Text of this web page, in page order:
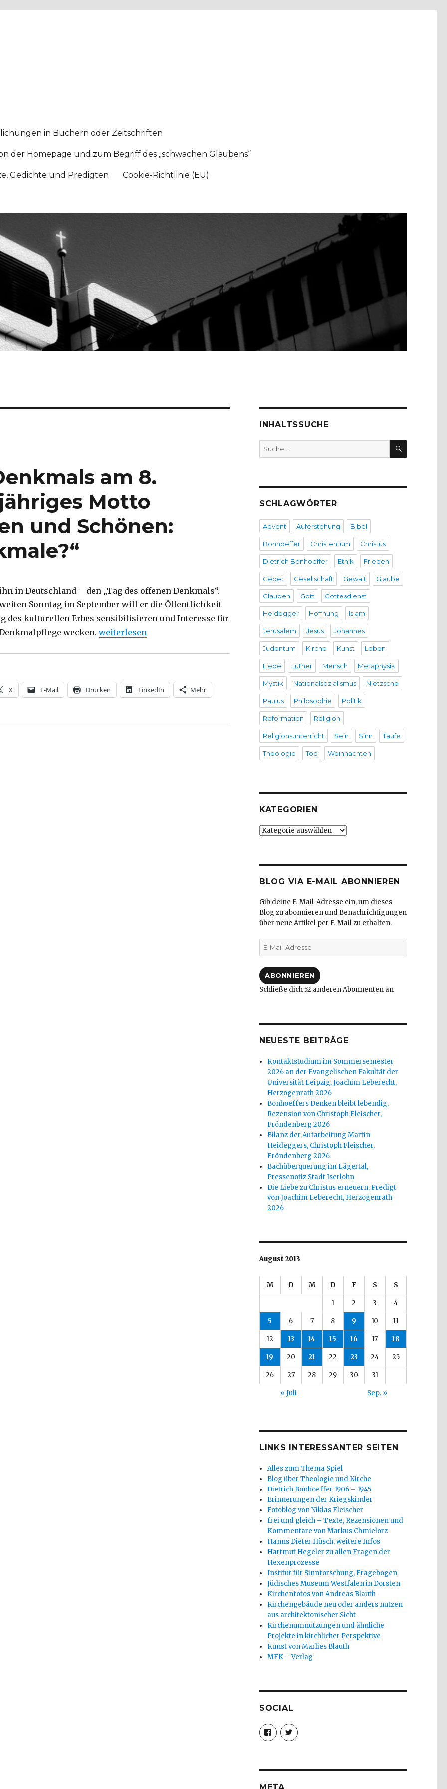
in Büchern oder Zeitschriften
der Homepage und zum Begriff des „schwachen Glaubens“
Gedichte und Predigten Cookie-Richtlinie (EU)
am 8.
Motto
und Schönen:
in Deutschland – den „Tag des offenen Denkmals“.
Sonntag im September will er die Öffentlichkeit
des kulturellen Erbes sensibilisieren und Interesse für
wecken. „Tag des offenen Denkmals am 8. September – Diesjähriges Motto „Jenseits des
weiterlesen
X E-Mail Drucken LinkedIn Mehr
INHALTSSUCHE
Suche
nach:
SUCHEN
SCHLAGWÖRTER
Advent Auferstehung Bibel
Bonhoeffer Christentum Christus
Dietrich Bonhoeffer Ethik Frieden
Gebet Gesellschaft Gewalt Glaube
Glauben Gott Gottesdienst
Heidegger Hoffnung Islam
Jerusalem Jesus Johannes
Judentum Kirche Kunst Leben
Liebe Luther Mensch Metaphysik
Mystik Nationalsozialismus Nietzsche
Paulus Philosophie Politik
Reformation Religion
Religionsunterricht Sein Sinn Taufe
Theologie Tod Weihnachten
KATEGORIEN
Kategorien
BLOG VIA E-MAIL ABONNIEREN
Gib deine E-Mail-Adresse ein, um dieses
Blog zu abonnieren und Benachrichtigungen
über neue Artikel per E-Mail zu erhalten.
E-
Mail-
ABONNIEREN
Schließe dich 52 anderen Abonnenten an
NEUESTE BEITRÄGE
Kontaktstudium im Sommersemester
2026 an der Evangelischen Fakultät der
Universität Leipzig, Joachim Leberecht,
Herzogenrath 2026
Bonhoeffers Denken bleibt lebendig,
Rezension von Christoph Fleischer,
Fröndenberg 2026
Bilanz der Aufarbeitung Martin
Heideggers, Christoph Fleischer,
Fröndenberg 2026
Bachüberquerung im Lägertal,
Pressenotiz Stadt Iserlohn
Die Liebe zu Christus erneuern, Predigt
von Joachim Leberecht, Herzogenrath
2026
August 2013
M D M D F S S
1 2 3 4
5 6 7 8 9 10 11
12 13 14 15 16 17 18
19 20 21 22 23 24 25
26 27 28 29 30 31
« Juli Sep. »
LINKS INTERESSANTER SEITEN
Alles zum Thema Spiel
Blog über Theologie und Kirche
Dietrich Bonhoeffer 1906 – 1945
Erinnerungen der Kriegskinder
Fotoblog von Niklas Fleischer
frei und gleich – Texte, Rezensionen und
Kommentare von Markus Chmielorz
Hanns Dieter Hüsch, weitere Infos
Hartmut Hegeler zu allen Fragen der
Hexenprozesse
Institut für Sinnforschung, Fragebogen
Jüdisches Museum Westfalen in Dorsten
Kirchenfotos von Andreas Blauth
Kirchengebäude neu oder anders nutzen
aus architektonischer Sicht
Kirchenumnutzungen und ähnliche
Projekte in kirchlicher Perspektive
Kunst von Marlies Blauth
MFK – Verlag
SOCIAL
Profil
von
christoph.fleischer1
anzeigen
Profil
von
anzeigen
META